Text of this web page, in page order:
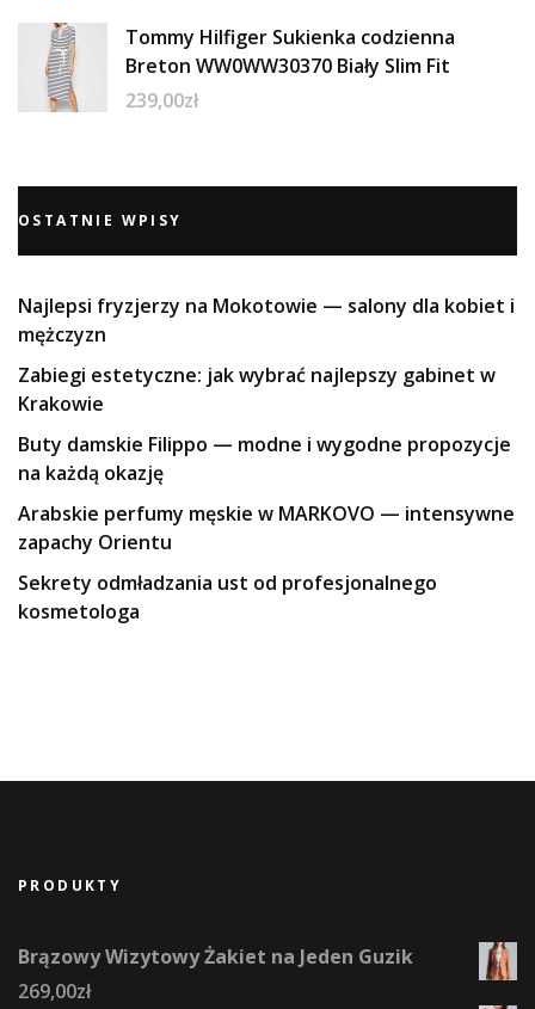
Tommy Hilfiger Sukienka codzienna
Breton WW0WW30370 Biały Slim Fit
239,00zł
OSTATNIE WPISY
Najlepsi fryzjerzy na Mokotowie — salony dla kobiet i
mężczyzn
Zabiegi estetyczne: jak wybrać najlepszy gabinet w
Krakowie
Buty damskie Filippo — modne i wygodne propozycje
na każdą okazję
Arabskie perfumy męskie w MARKOVO — intensywne
zapachy Orientu
Sekrety odmładzania ust od profesjonalnego
kosmetologa
PRODUKTY
Brązowy Wizytowy Żakiet na Jeden Guzik
269,00zł